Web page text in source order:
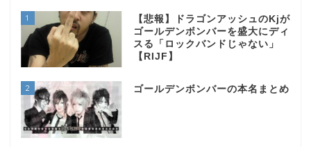
1
【悲報】ドラゴンアッシュのKjが
ゴールデンボンバーを盛大にディ
スる「ロックバンドじゃない」
【RIJF】
2 ゴールデンボンバーの本名まとめ